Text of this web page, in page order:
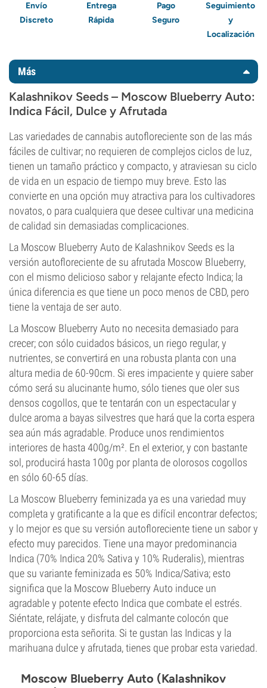
Envío
Discreto
Entrega
Rápida
Pago
Seguro
Seguimiento
y
Localización
Más
Kalashnikov Seeds – Moscow Blueberry Auto:
Indica Fácil, Dulce y Afrutada
Las variedades de cannabis autofloreciente son de las más
fáciles de cultivar; no requieren de complejos ciclos de luz,
tienen un tamaño práctico y compacto, y atraviesan su ciclo
de vida en un espacio de tiempo muy breve. Esto las
convierte en una opción muy atractiva para los cultivadores
novatos, o para cualquiera que desee cultivar una medicina
de calidad sin demasiadas complicaciones.
La Moscow Blueberry Auto de Kalashnikov Seeds es la
versión autofloreciente de su afrutada Moscow Blueberry,
con el mismo delicioso sabor y relajante efecto Indica; la
única diferencia es que tiene un poco menos de CBD, pero
tiene la ventaja de ser auto.
La Moscow Blueberry Auto no necesita demasiado para
crecer; con sólo cuidados básicos, un riego regular, y
nutrientes, se convertirá en una robusta planta con una
altura media de 60-90cm. Si eres impaciente y quiere saber
cómo será su alucinante humo, sólo tienes que oler sus
densos cogollos, que te tentarán con un espectacular y
dulce aroma a bayas silvestres que hará que la corta espera
sea aún más agradable. Produce unos rendimientos
interiores de hasta 400g/m². En el exterior, y con bastante
sol, producirá hasta 100g por planta de olorosos cogollos
en sólo 60-65 días.
La Moscow Blueberry feminizada ya es una variedad muy
completa y gratificante a la que es difícil encontrar defectos;
y lo mejor es que su versión autofloreciente tiene un sabor y
efecto muy parecidos. Tiene una mayor predominancia
Indica (70% Indica 20% Sativa y 10% Ruderalis), mientras
que su variante feminizada es 50% Indica/Sativa; esto
significa que la Moscow Blueberry Auto induce un
agradable y potente efecto Indica que combate el estrés.
Siéntate, relájate, y disfruta del calmante colocón que
proporciona esta señorita. Si te gustan las Indicas y la
marihuana dulce y afrutada, tienes que probar esta variedad.
Moscow Blueberry Auto (Kalashnikov